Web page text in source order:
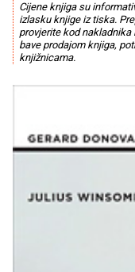
Cijene knjiga su
izlasku knjige iz tiska.
provjerite kod nakladnika
bave prodajom knjiga,
knjižnicama.